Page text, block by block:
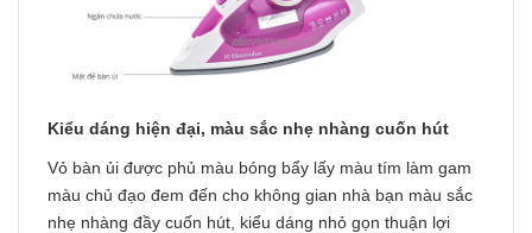
Kiểu dáng hiện đại, màu sắc nhẹ nhàng cuốn hút
Vỏ bàn ủi được phủ màu bóng bẩy lấy màu tím làm gam
màu chủ đạo đem đến cho không gian nhà bạn màu sắc
nhẹ nhàng đầy cuốn hút, kiểu dáng nhỏ gọn thuận lợi